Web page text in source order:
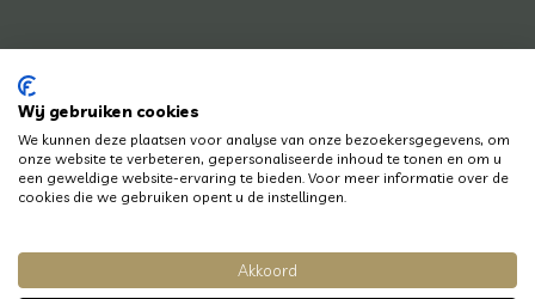
KUNSTENAARS
KUNSTWERKEN
HOE WERKT HET
NEWS
CONTACT
© Copyright 2022 Art District | Website door
Wij gebruiken cookies
We kunnen deze plaatsen voor analyse van onze bezoekersgegevens, om
onze website te verbeteren, gepersonaliseerde inhoud te tonen en om u
een geweldige website-ervaring te bieden. Voor meer informatie over de
cookies die we gebruiken opent u de instellingen.
Akkoord